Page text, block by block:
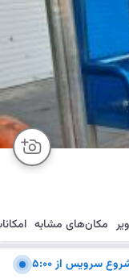
مکان‌های مشابه
سرويس از 5:00